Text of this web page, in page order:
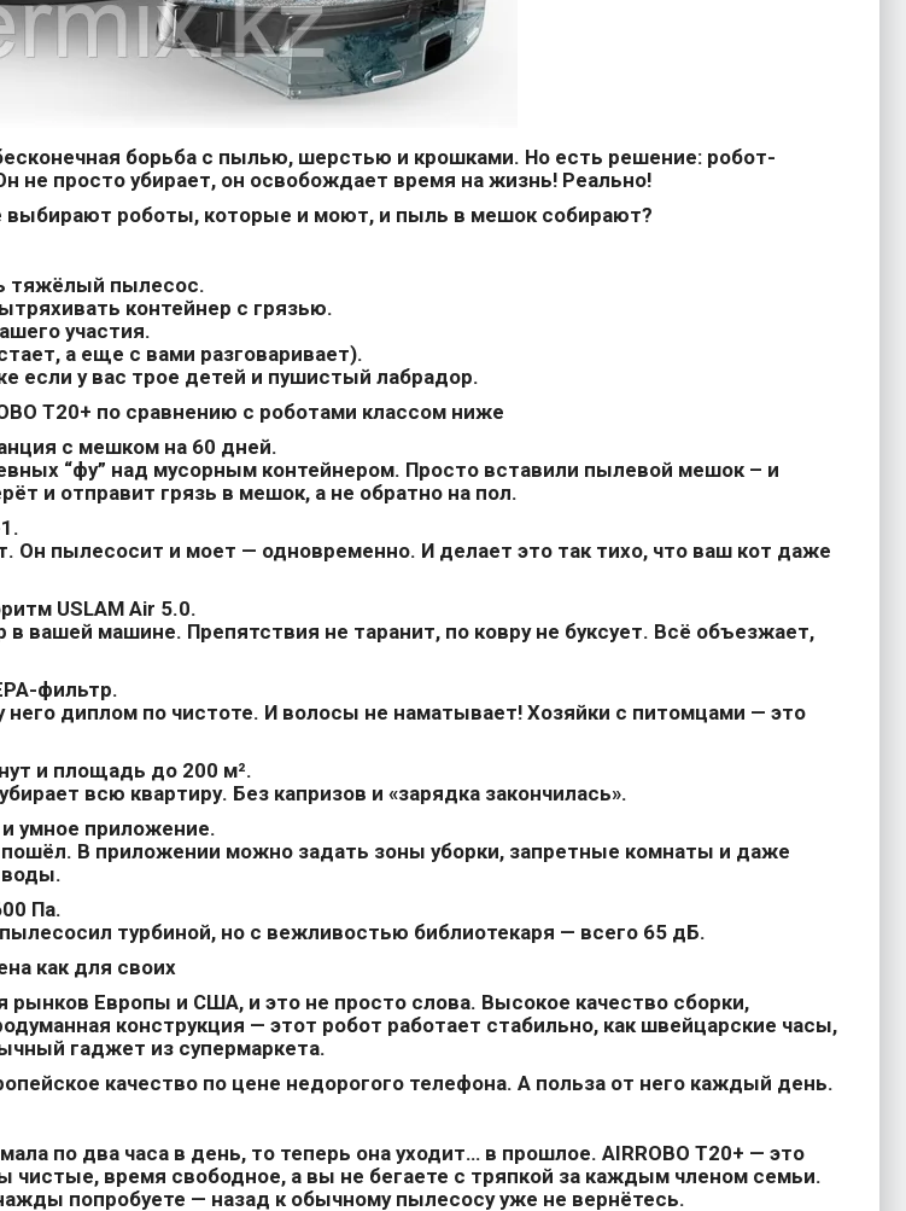
борьба с пылью, шерстью и крошками. Но есть решение: робот-
не просто убирает, он освобождает время на жизнь! Реально!
выбирают роботы, которые и моют, и пыль в мешок собирают?
тяжёлый пылесос.
контейнер с грязью.
участия.
а еще с вами разговаривает).
если у вас трое детей и пушистый лабрадор.
T20+ по сравнению с роботами классом ниже
с мешком на 60 дней.
“фу” над мусорным контейнером. Просто вставили пылевой мешок – и
и отправит грязь в мешок, а не обратно на пол.
Он пылесосит и моет — одновременно. И делает это так тихо, что ваш кот даже
USLAM Air 5.0.
в вашей машине. Препятствия не таранит, по ковру не буксует. Всё объезжает,
фильтр.
него диплом по чистоте. И волосы не наматывает! Хозяйки с питомцами — это
и площадь до 200 м².
всю квартиру. Без капризов и «зарядка закончилась».
умное приложение.
пошёл. В приложении можно задать зоны уборки, запретные комнаты и даже
воды.
Па.
турбиной, но с вежливостью библиотекаря — всего 65 дБ.
как для своих
рынков Европы и США, и это не просто слова. Высокое качество сборки,
конструкция — этот робот работает стабильно, как швейцарские часы,
гаджет из супермаркета.
качество по цене недорогого телефона. А польза от него каждый день.
по два часа в день, то теперь она уходит… в прошлое. AIRROBO T20+ — это
чистые, время свободное, а вы не бегаете с тряпкой за каждым членом семьи.
попробуете — назад к обычному пылесосу уже не вернётесь.